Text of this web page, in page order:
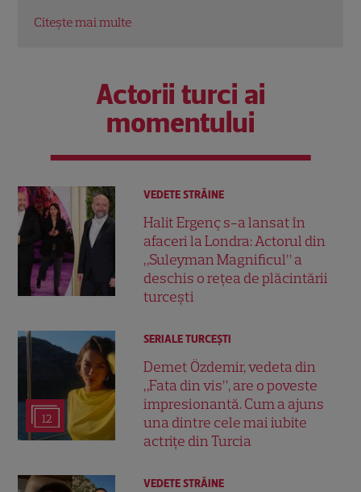
Citește mai multe
Actorii turci ai
momentului
VEDETE STRĂINE
Halit Ergenç s-a lansat în
afaceri la Londra: Actorul din
„Suleyman Magnificul” a
deschis o rețea de plăcintării
turcești
12
SERIALE TURCEŞTI
Demet Özdemir, vedeta din
„Fata din vis”, are o poveste
impresionantă. Cum a ajuns
una dintre cele mai iubite
actrițe din Turcia
VEDETE STRĂINE